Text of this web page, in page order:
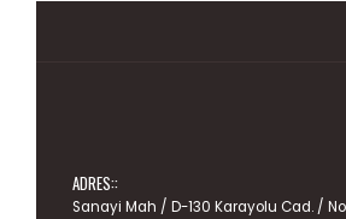
ADRES::
Sanayi Mah / D-130 Karayolu Cad. /